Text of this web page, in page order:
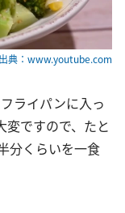
出典：www.youtube.com
ライパンに入っ
変ですので、たと
分くらいを一食